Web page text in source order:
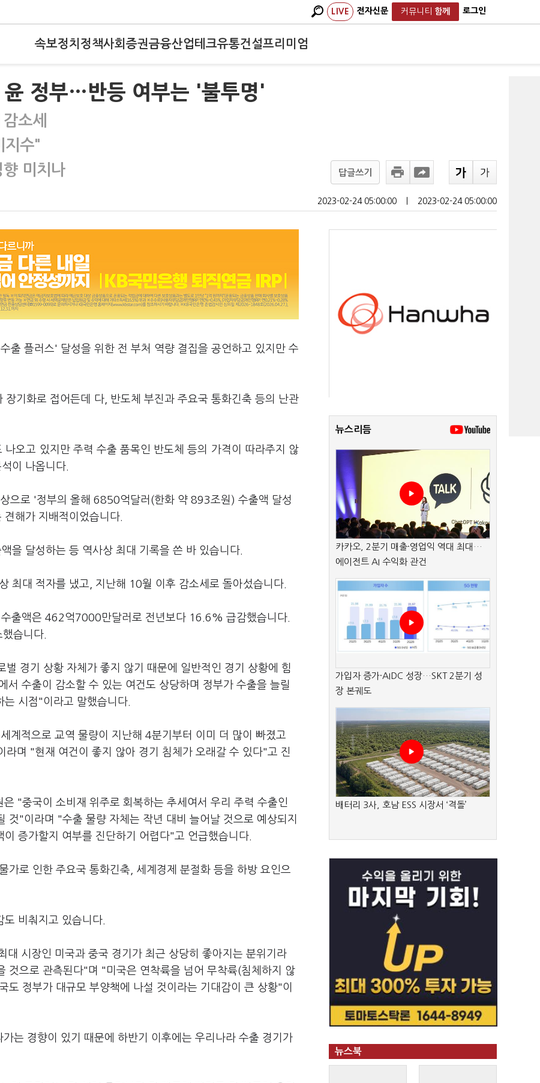
LIVE 전자신문 커뮤니티 함께 로그인
속보정치 정책사회 증권금융산업테크유통건설프리미엄
윤 정부…반등 여부는 '불투명'
소세
지수"
미치나
답글쓰기
2023-02-24 05:00:00 2023-02-24 05:00:00
출 플러스' 달성을 위한 전 부처 역량 결집을 공언하고 있지만 수
장기화로 접어든데 다, 반도체 부진과 주요국 통화긴축 등의 난관
오고 있지만 주력 수출 품목인 반도체 등의 가격이 따라주지 않
이 나옵니다.
으로 '정부의 올해 6850억달러(한화 약 893조원) 수출액 달성
해가 지배적이었습니다.
을 달성하는 등 역사상 최대 기록을 쓴 바 있습니다.
최대 적자를 냈고, 지난해 10월 이후 감소세로 돌아섰습니다.
출액은 462억7000만달러로 전년보다 16.6% 급감했습니다.
습니다.
경기 상황 자체가 좋지 않기 때문에 일반적인 경기 상황에 힘
수출이 감소할 수 있는 여건도 상당하며 정부가 수출을 늘릴
시점"이라고 말했습니다.
계적으로 교역 물량이 지난해 4분기부터 이미 더 많이 빠졌고
며 "현재 여건이 좋지 않아 경기 침체가 오래갈 수 있다"고 진
"중국이 소비재 위주로 회복하는 추세여서 우리 주력 수출인
것"이라며 "수출 물량 자체는 작년 대비 늘어날 것으로 예상되지
증가할지 여부를 진단하기 어렵다"고 언급했습니다.
가로 인한 주요국 통화긴축, 세계경제 분절화 등을 하방 요인으
비춰지고 있습니다.
대 시장인 미국과 중국 경기가 최근 상당히 좋아지는 분위기라
것으로 관측된다"며 "미국은 연착륙을 넘어 무착륙(침체하지 않
도 정부가 대규모 부양책에 나설 것이라는 기대감이 큰 상황"이
는 경향이 있기 때문에 하반기 이후에는 우리나라 수출 경기가
뉴스리듬
카카오, 2분기 매출·영업익 역대 최대…
에이전트 AI 수익화 관건
가입자 증가·AIDC 성장…SKT 2분기 성
장 본궤도
배터리 3사, 호남 ESS 시장서 ‘격돌’
뉴스북